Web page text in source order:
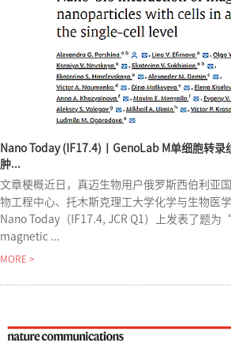
Nano Today (IF17.4)丨GenoLab M单细胞转录
肿...
文章梗概近日，真迈生物用户俄罗斯西伯利亚
物工程中心、托木斯克理工大学化学与生物医
Nano Today（IF17.4, JCR Q1）上发表了题
magnetic ...
MORE >